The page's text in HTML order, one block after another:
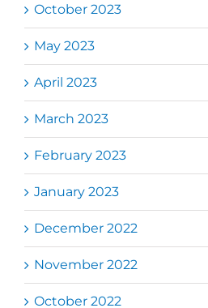
October 2023
May 2023
April 2023
March 2023
February 2023
January 2023
December 2022
November 2022
October 2022